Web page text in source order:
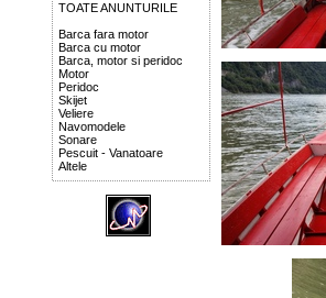
TOATE ANUNTURILE
Barca fara motor
Barca cu motor
Barca, motor si peridoc
Motor
Peridoc
Skijet
Veliere
Navomodele
Sonare
Pescuit - Vanatoare
Altele